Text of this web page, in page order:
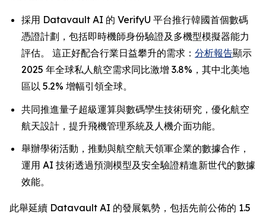
採用 Datavault AI 的 VerifyU 平台推行韓國首個數碼
憑證計劃，包括即時機師身份驗證及多機型模擬器能力
評估。 這正好配合行業日益攀升的需求： 分析報告顯示
2025 年全球私人航空需求同比激增 3.8%，其中北美地
區以 5.2% 增幅引領全球。
共同推進量子超級運算與數碼孿生技術研究，優化航空
航天設計，提升飛機管理系統及人機介面功能。
舉辦學術活動，推動與航空航天領軍企業的數據合作，
運用 AI 技術透過預測模型及安全驗證精進新世代的數據
效能。
此舉延續 Datavault AI 的發展氣勢，包括先前公佈的 1.5